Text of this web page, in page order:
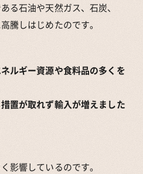
る石油や天然ガス、石炭、
騰しはじめたのです。
ルギー資源や食料品の多くを
置が取れず輸入が増えました
影響しているのです。